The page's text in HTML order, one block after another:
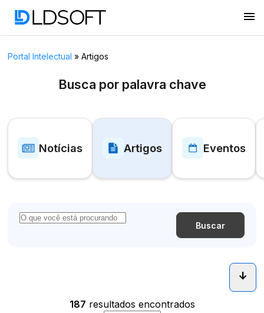
menu
Portal Intelectual » Artigos
Busca por palavra chave
Notícias Artigos Eventos
Buscar
arrow_downward_alt
187 resultados encontrados